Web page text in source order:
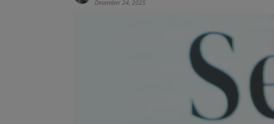
Desember 24, 2025